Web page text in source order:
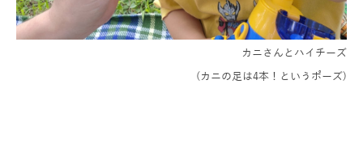
カニさんとハイチーズ
(カニの足は4本！というポーズ)